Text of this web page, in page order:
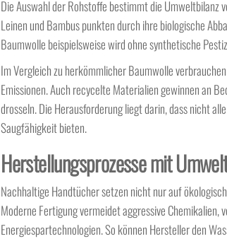
Die Auswahl der Rohstoffe bestimmt die
Leinen und Bambus punkten durch ihre biologische
Baumwolle beispielsweise wird ohne synthetische
Im Vergleich zu herkömmlicher Baumwolle
Emissionen. Auch recycelte Materialien gewinnen an
drosseln. Die Herausforderung liegt darin, dass nicht
Saugfähigkeit bieten.
Herstellungsprozesse mit
Nachhaltige Handtücher setzen nicht nur auf
Moderne Fertigung vermeidet aggressive
Energiespartechnologien. So können Hersteller den